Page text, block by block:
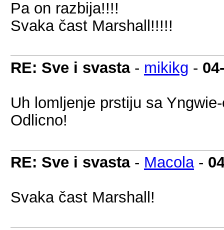
Pa on razbija!!!!
Svaka čast Marshall!!!!!
RE: Sve i svasta- mikikg -
Uh lomljenje prstiju sa
Odlicno!
RE: Sve i svasta- Macola-
Svaka čast Marshall!